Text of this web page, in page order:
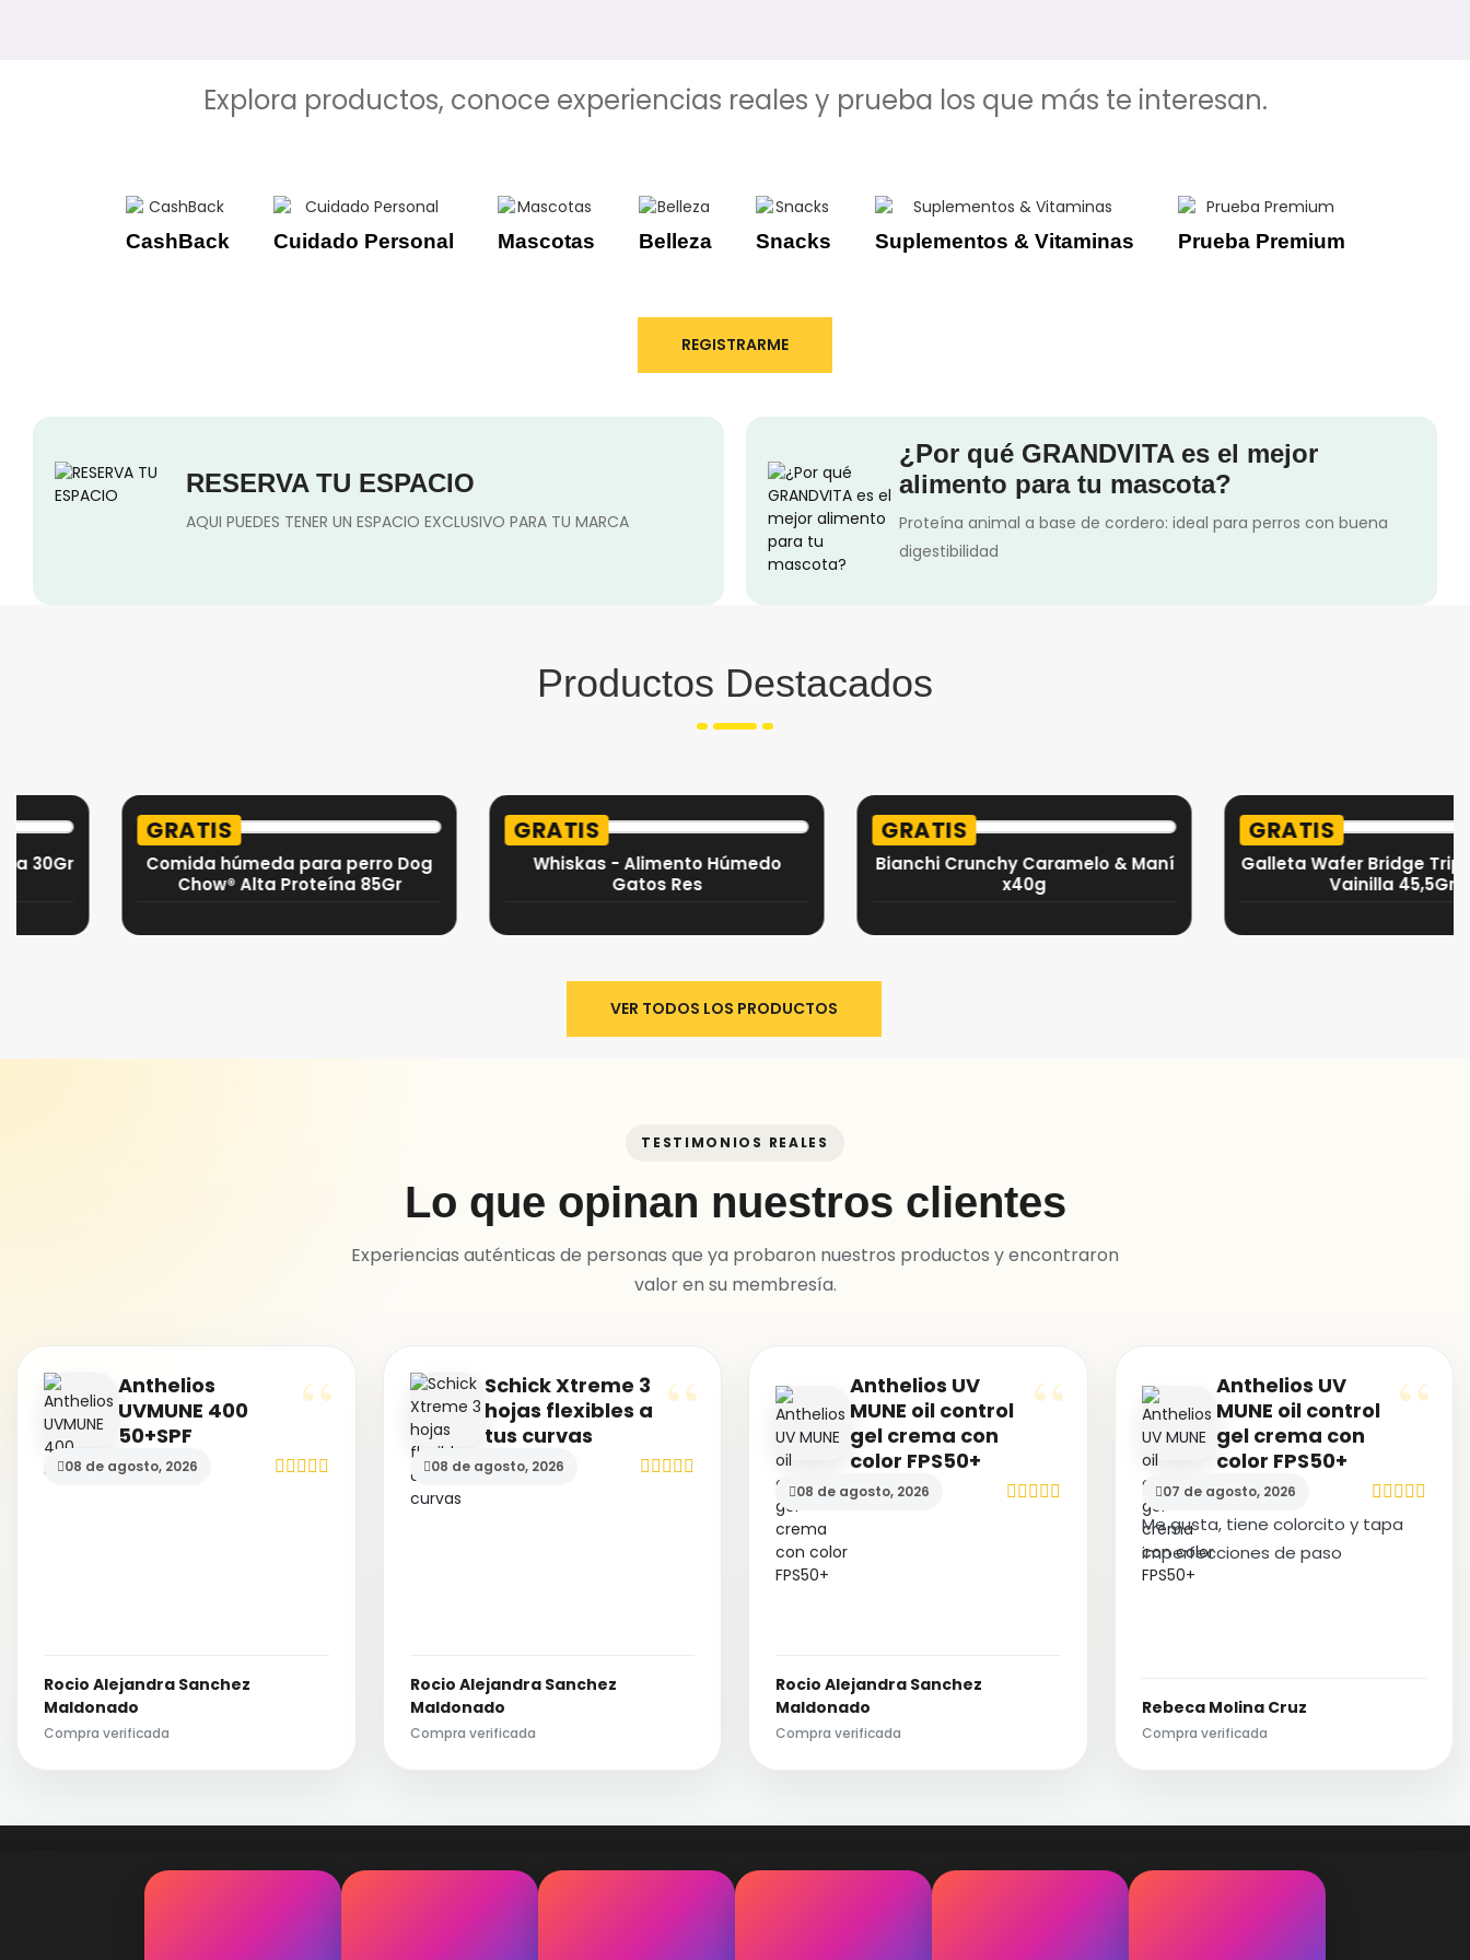
Explora productos, conoce experiencias reales y prueba los que más te interesan.
CashBack Cuidado Personal Mascotas Belleza Snacks Suplementos & Vitaminas Prueba Premium
REGISTRARME
RESERVA TU ESPACIO
AQUI PUEDES TENER UN ESPACIO EXCLUSIVO PARA TU MARCA
¿Por qué GRANDVITA es el mejor
alimento para tu mascota?
Proteína animal a base de cordero: ideal para perros con buena
digestibilidad
Productos Destacados
GRATIS
Comida húmeda para perro Dog
Chow® Alta Proteína 85Gr
GRATIS
Whiskas - Alimento Húmedo
Gatos Res
GRATIS
Bianchi Crunchy Caramelo & Maní
GRATIS
Galleta Wafer Bridge Triple Crema
Vainilla 45,5Gr
VER TODOS LOS PRODUCTOS
TESTIMONIOS REALES
Lo que opinan nuestros clientes
Experiencias auténticas de personas que ya probaron nuestros productos y encontraron
valor en su membresía.
Anthelios
UVMUNE 400
50+SPF
08 de agosto, 2026
Rocio Alejandra Sanchez
Maldonado
Compra verificada
Schick Xtreme 3
hojas flexibles a
tus curvas
08 de agosto, 2026
Rocio Alejandra Sanchez
Maldonado
Compra verificada
Anthelios UV
MUNE oil control
gel crema con
color FPS50+
08 de agosto, 2026
Rocio Alejandra Sanchez
Maldonado
Compra verificada
Anthelios UV
MUNE oil control
gel crema con
color FPS50+
07 de agosto, 2026
Me gusta, tiene colorcito y tapa
imperfecciones de paso
Rebeca Molina Cruz
Compra verificada